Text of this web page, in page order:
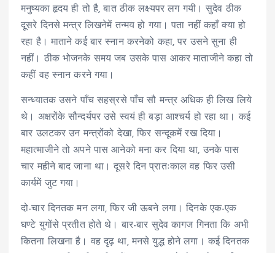
मनुष्यका हृदय ही तो है, बात ठीक लक्ष्यपर लग गयी। सुदेव ठीक
दूसरे दिनसे मन्त्र लिखनेमें तन्मय हो गया। पता नहीं कहाँ क्या हो
रहा है। माताने कई बार स्नान करनेको कहा, पर उसने सुना ही
नहीं। ठीक भोजनके समय जब उसके पास आकर माताजीने कहा तो
कहीं वह स्नान करने गया।
सन्ध्यातक उसने पाँच सहस्रसे पाँच सौ मन्त्र अधिक ही लिख लिये
थे। अक्षरोंके सौन्दर्यपर उसे स्वयं ही बड़ा आश्चर्य हो रहा था। कई
बार उलटकर उन मन्त्रोंको देखा, फिर सन्दूकमें रख दिया।
महात्माजीने तो अपने पास आनेको मना कर दिया था, उनके पास
चार महीने बाद जाना था। दूसरे दिन प्रातःकाल वह फिर उसी
कार्यमें जुट गया।
दो-चार दिनतक मन लगा, फिर जी ऊबने लगा। दिनके एक-एक
घण्टे युगोंसे प्रतीत होते थे। बार-बार सुदेव कागज गिनता कि अभी
कितना लिखना है। वह दृढ़ था, मनसे युद्ध होने लगा। कई दिनतक